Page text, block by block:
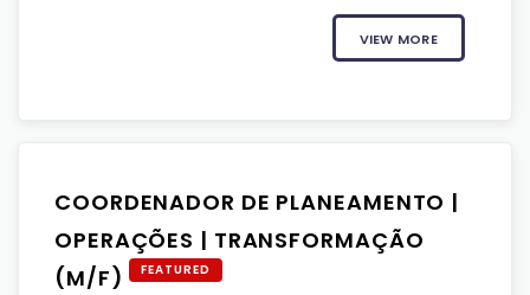
VIEW MORE
COORDENADOR DE PLANEAMENTO |
OPERAÇÕES | TRANSFORMAÇÃO
(M/F)
FEATURED